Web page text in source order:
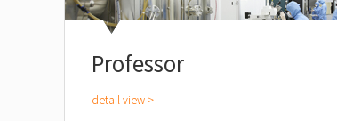
Professor